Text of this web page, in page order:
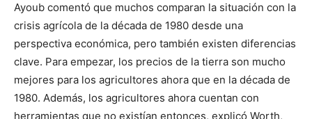
Ayoub comentó que muchos comparan la situación con la
crisis agrícola de la década de 1980 desde una
perspectiva económica, pero también existen diferencias
clave. Para empezar, los precios de la tierra son mucho
mejores para los agricultores ahora que en la década de
1980. Además, los agricultores ahora cuentan con
herramientas que no existían entonces, explicó Worth,